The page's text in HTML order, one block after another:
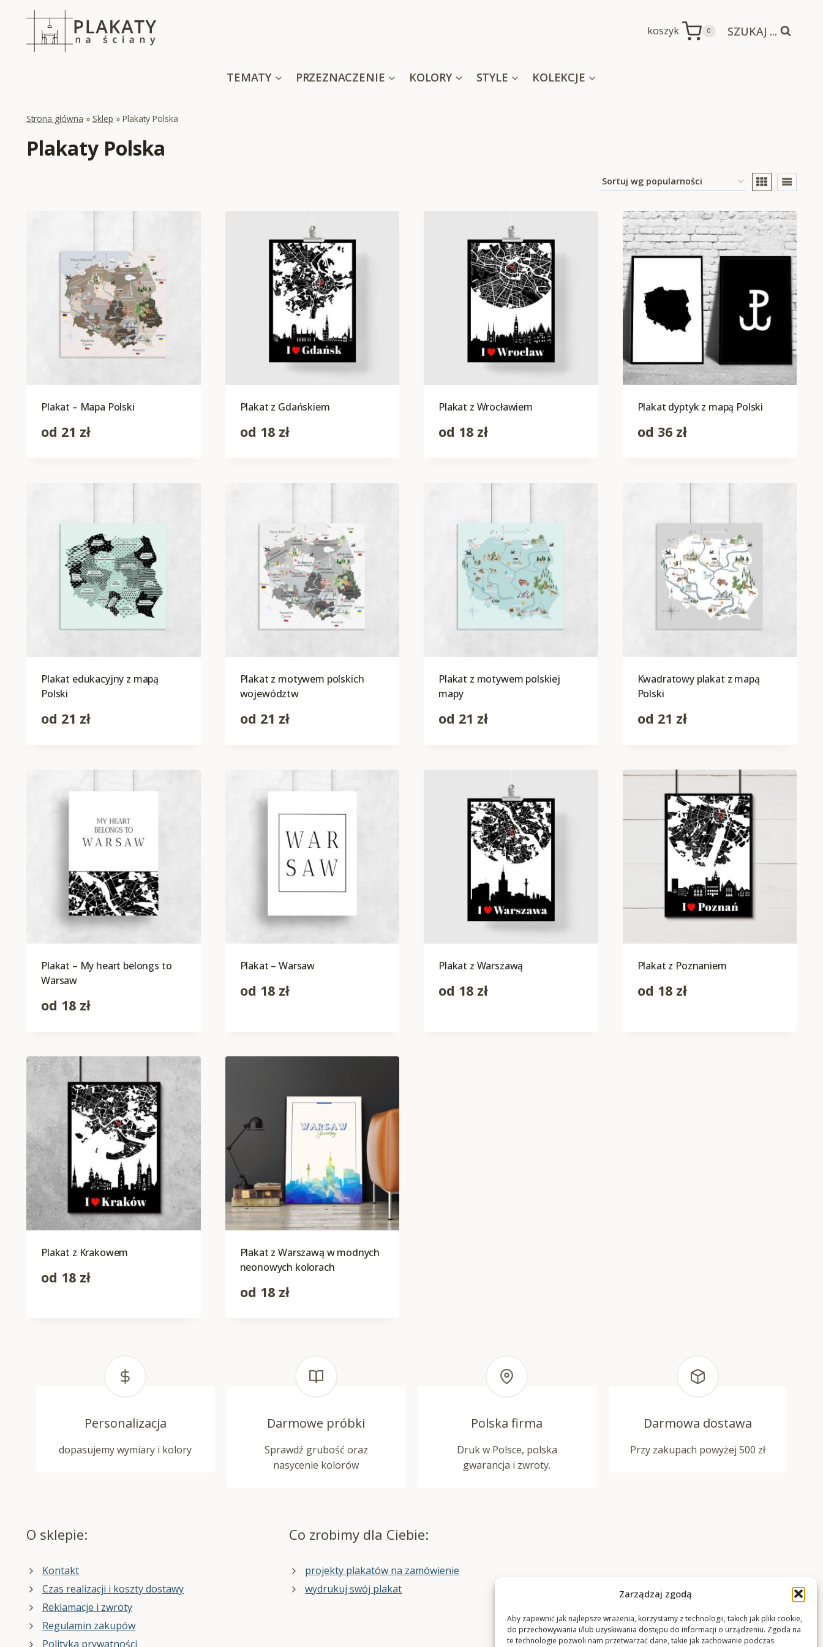
Zarządzaj zgodą
Aby zapewnić jak najlepsze wrażenia, korzystamy z technologii, takich jak pliki cookie,
do przechowywania i/lub uzyskiwania dostępu do informacji o urządzeniu. Zgoda na
te technologie pozwoli nam przetwarzać dane, takie jak zachowanie podczas
koszyk 0 SZUKAJ ...
TEMATY PRZEZNACZENIE KOLORY STYLE KOLEKCJE
Strona główna » Sklep » Plakaty Polska
Plakaty Polska
Plakat – Mapa Polski
od 21 zł
Plakat z Gdańskiem
od 18 zł
Plakat z Wrocławiem
od 18 zł
Plakat dyptyk z mapą Polski
od 36 zł
Plakat edukacyjny z mapą
Polski
od 21 zł
Plakat z motywem polskich
województw
od 21 zł
Plakat z motywem polskiej
mapy
od 21 zł
Kwadratowy plakat z mapą
Polski
od 21 zł
Plakat – My heart belongs to
Warsaw
od 18 zł
Plakat – Warsaw
od 18 zł
Plakat z Warszawą
od 18 zł
Plakat z Poznaniem
od 18 zł
Plakat z Krakowem
od 18 zł
Plakat z Warszawą w modnych
neonowych kolorach
od 18 zł
Personalizacja
dopasujemy wymiary i kolory
Darmowe próbki
Sprawdź grubość oraz
nasycenie kolorów
Polska firma
Druk w Polsce, polska
gwarancja i zwroty.
Darmowa dostawa
Przy zakupach powyżej 500 zł
O sklepie:
Kontakt
Czas realizacji i koszty dostawy
Reklamacje i zwroty
Regulamin zakupów
Polityka prywatności
Co zrobimy dla Ciebie:
projekty plakatów na zamówienie
wydrukuj swój plakat